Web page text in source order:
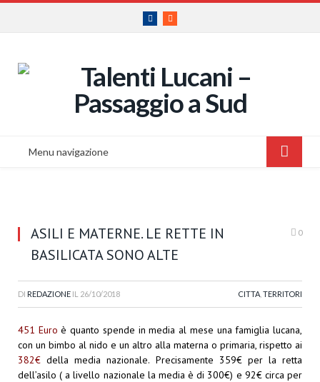
Facebook
RSS
Menu navigazione
ASILI E MATERNE. LE RETTE IN
BASILICATA SONO ALTE
0
DI REDAZIONE IL 26/10/2018 CITTA TERRITORI
451 Euro è quanto spende in media al mese una famiglia lucana,
con un bimbo al nido e un altro alla materna o primaria, rispetto ai
382€ della media nazionale. Precisamente 359€ per la retta
dell’asilo ( a livello nazionale la media è di 300€) e 92€ circa per